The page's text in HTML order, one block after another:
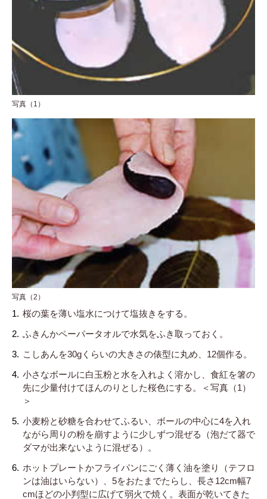
写真（1）
写真（2）
桜の葉を薄い塩水につけて塩抜きをする。
ふきんかペーパータオルで水気をふき取っておく。
こしあんを30gくらいの大きさの俵型に丸め、12個作る。
小さなボールに白玉粉と水を入れよく溶かし、食紅を箸の
先に少量付けてほんのりとした桜色にする。＜写真（1）
＞
小麦粉と砂糖を合わせてふるい、ボールの中心に4を入れ
ながら周りの粉を崩すように少しずつ混ぜる（泡だて器で
ダマが出来ないように混ぜる）。
ホットプレートかフライパンにごく薄く油を塗り（テフロ
ンは油はいらない）、5をおたまでたらし、長さ12cm幅7
cmほどの小判型に広げて弱火で焼く。表面が乾いてきた